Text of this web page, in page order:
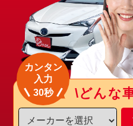
カンタン
入力
30秒
\どんな